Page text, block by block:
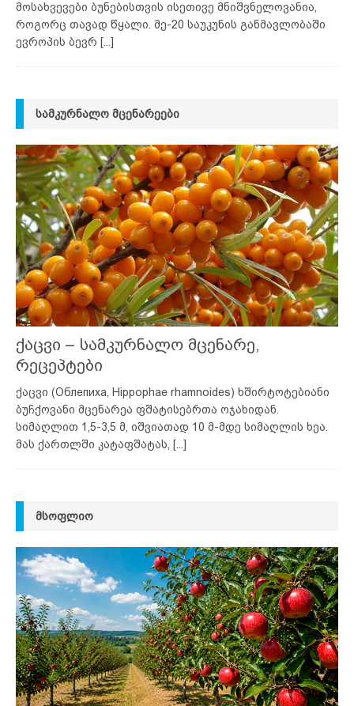
მოსახვევები ბუნებისთვის ისეთივე მნიშვნელოვანია,
როგორც თავად წყალი. მე-20 საუკუნის განმავლობაში
ევროპის ბევრ [...]
ᲡᲐᲛᲙᲣᲠᲜᲐᲚᲝ ᲛᲪᲔᲜᲐᲠᲔᲔᲑᲘ
ქაცვი – სამკურნალო მცენარე,
რეცეპტები
ქაცვი (Облепиха, Hippophae rhamnoides) ხშირტოტებიანი
ბუჩქოვანი მცენარეა ფშატისებრთა ოჯახიდან.
სიმაღლით 1,5-3,5 მ, იშვიათად 10 მ-მდე სიმაღლის ხეა.
მას ქართლში კატაფშატას,
[...]
ᲛᲡᲝᲤᲚᲘᲝ